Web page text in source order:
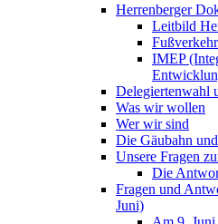
Herrenberger
Leitbild
IMEP
Delegiertenwahl
Was wir wollen
Wer wir sind
Die Gäubahn
Unsere Fragen
Die
Fragen und
Juni)